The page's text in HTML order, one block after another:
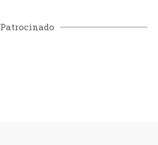
Patrocinado